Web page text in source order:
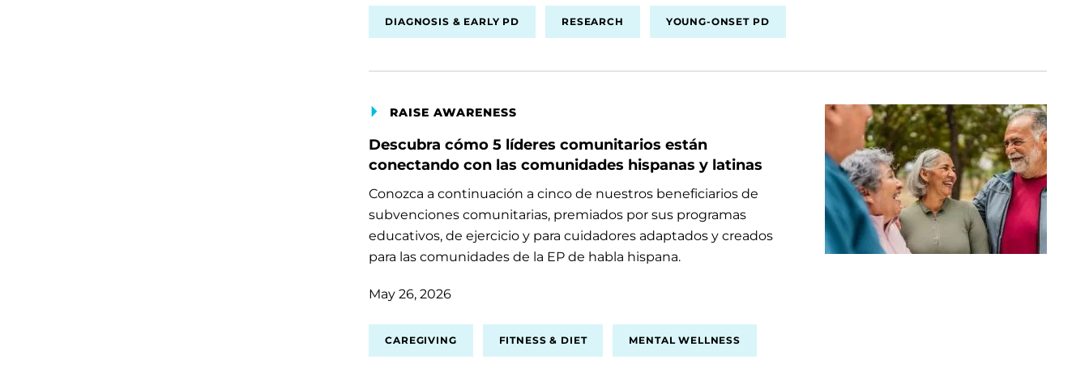
DIAGNOSIS & EARLY PD RESEARCH YOUNG-ONSET PD
RAISE AWARENESS
Descubra cómo 5 líderes comunitarios están
conectando con las comunidades hispanas y latinas
Conozca a continuación a cinco de nuestros beneficiarios de
subvenciones comunitarias, premiados por sus programas
educativos, de ejercicio y para cuidadores adaptados y creados
para las comunidades de la EP de habla hispana.
May 26, 2026
CAREGIVING FITNESS & DIET MENTAL WELLNESS